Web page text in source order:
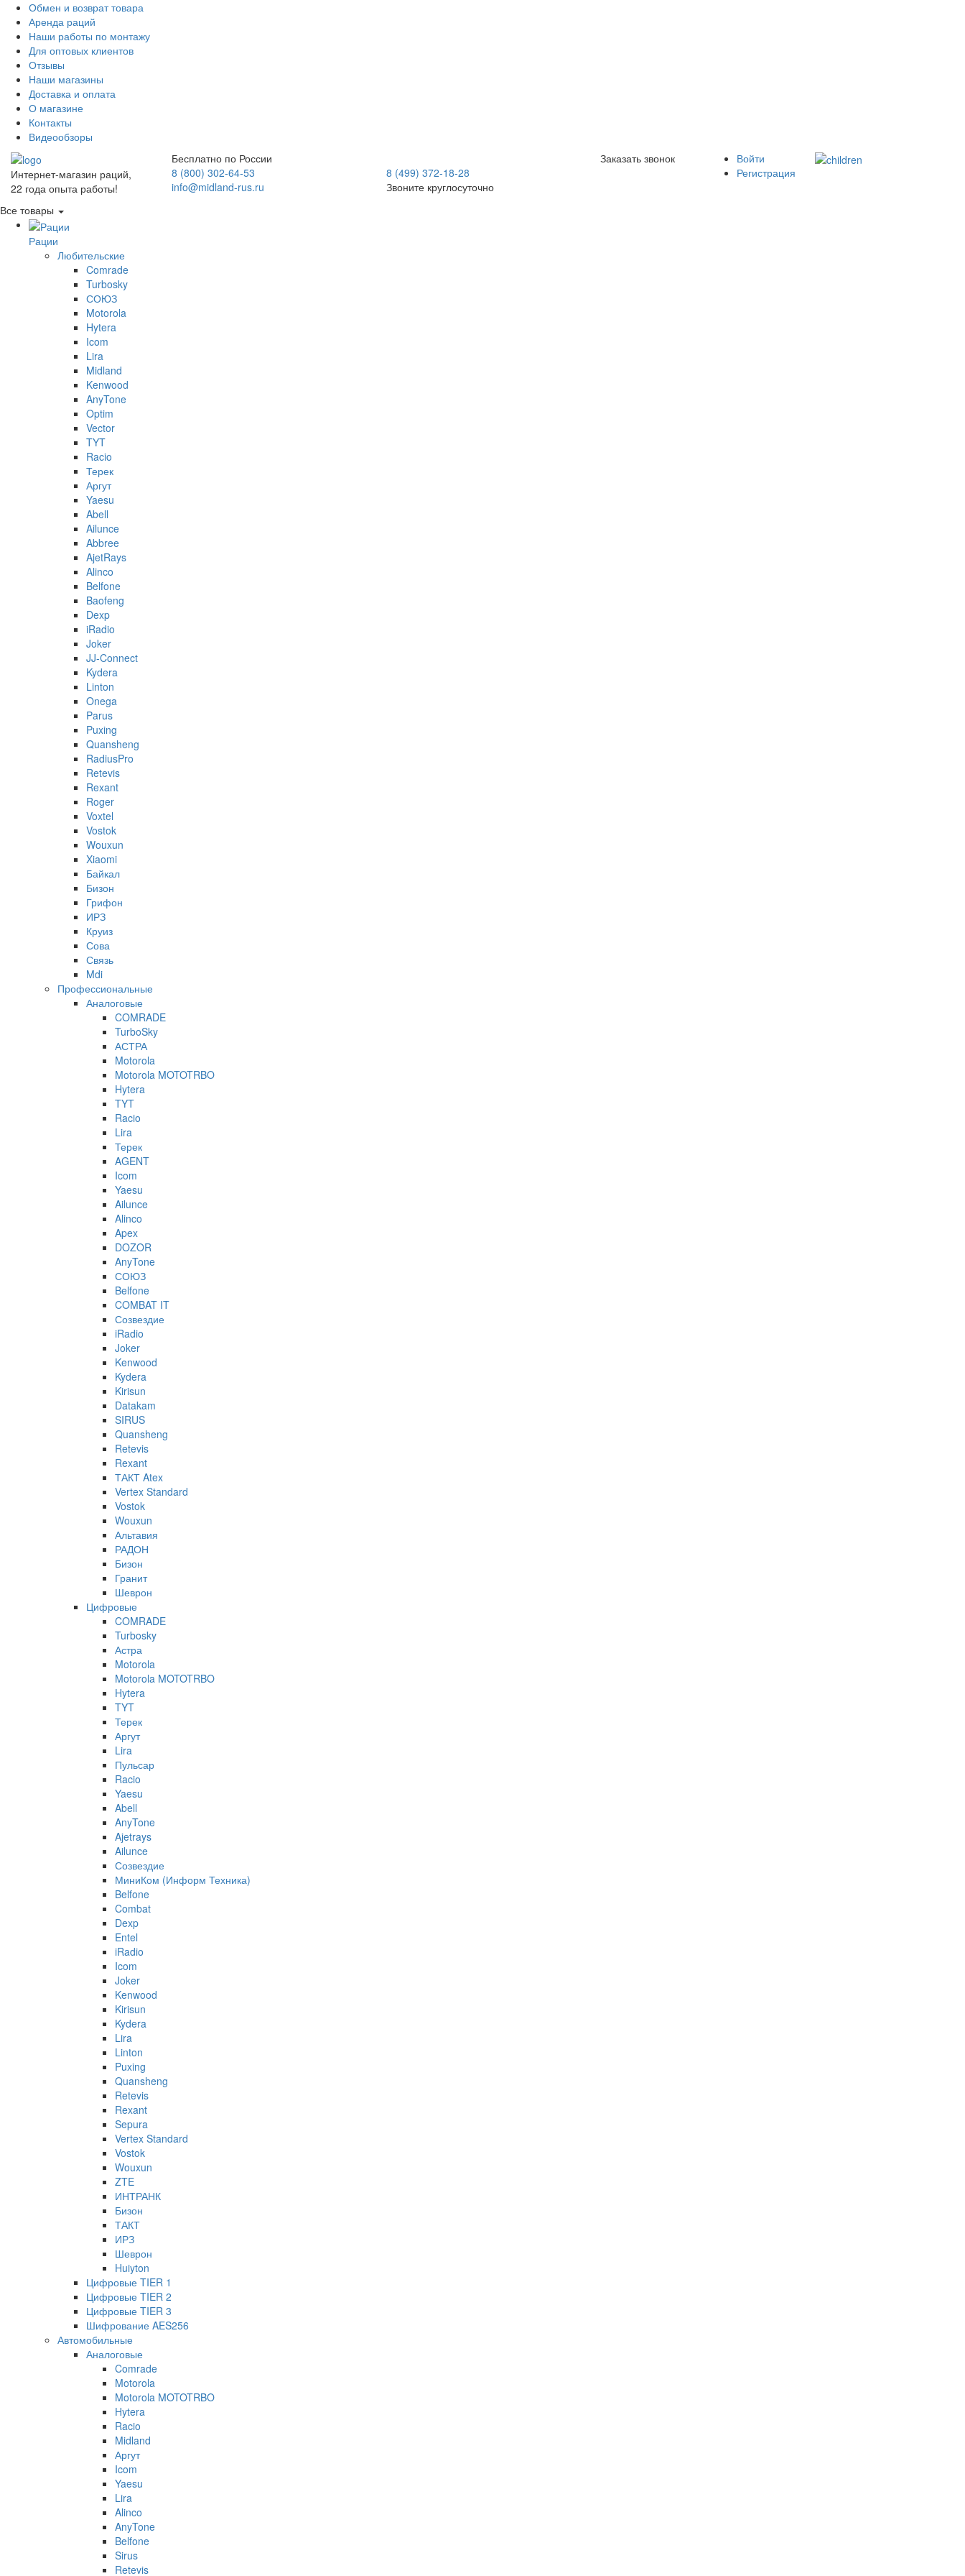
Обмен и возврат товара
Аренда раций
Наши работы по монтажу
Для оптовых клиентов
Отзывы
Наши магазины
Доставка и оплата
О магазине
Контакты
Видеообзоры
Интернет-магазин раций,
22 года опыта работы!
Бесплатно по России
8 (800) 302-64-53
info@midland-rus.ru
8 (499) 372-18-28
Звоните круглосуточно
Заказать звонок
Войти
Регистрация
Все товары
Рации
Любительские
Comrade
Turbosky
СОЮЗ
Motorola
Hytera
Icom
Lira
Midland
Kenwood
AnyTone
Optim
Vector
TYT
Racio
Терек
Аргут
Yaesu
Abell
Ailunce
Abbree
AjetRays
Alinco
Belfone
Baofeng
Dexp
iRadio
Joker
JJ-Connect
Kydera
Linton
Onega
Parus
Puxing
Quansheng
RadiusPro
Retevis
Rexant
Roger
Voxtel
Vostok
Wouxun
Xiaomi
Байкал
Бизон
Грифон
ИРЗ
Круиз
Сова
Связь
Mdi
Профессиональные
Аналоговые
COMRADE
TurboSky
АСТРА
Motorola
Motorola MOTOTRBO
Hytera
TYT
Racio
Lira
Терек
AGENT
Icom
Yaesu
Ailunce
Alinco
Apex
DOZOR
AnyTone
СОЮЗ
Belfone
COMBAT IT
Созвездие
iRadio
Joker
Kenwood
Kydera
Kirisun
Datakam
SIRUS
Quansheng
Retevis
Rexant
ТАКТ Atex
Vertex Standard
Vostok
Wouxun
Альтавия
РАДОН
Бизон
Гранит
Шеврон
Цифровые
COMRADE
Turbosky
Астра
Motorola
Motorola MOTOTRBO
Hytera
TYT
Терек
Аргут
Lira
Пульсар
Racio
Yaesu
Abell
AnyTone
Ajetrays
Ailunce
Созвездие
МиниКом (Информ Техника)
Belfone
Combat
Dexp
Entel
iRadio
Icom
Joker
Kenwood
Kirisun
Kydera
Lira
Linton
Puxing
Quansheng
Retevis
Rexant
Sepura
Vertex Standard
Vostok
Wouxun
ZTE
ИНТРАНК
Бизон
ТАКТ
ИРЗ
Шеврон
Huiyton
Цифровые TIER 1
Цифровые TIER 2
Цифровые TIER 3
Шифрование AES256
Автомобильные
Аналоговые
Comrade
Motorola
Motorola MOTOTRBO
Hytera
Racio
Midland
Аргут
Icom
Yaesu
Lira
Alinco
AnyTone
Belfone
Sirus
Retevis